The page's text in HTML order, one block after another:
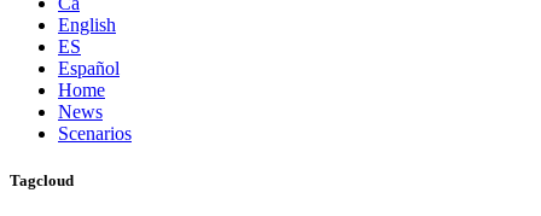
English
ES
Español
Home
News
Scenarios
Tagcloud